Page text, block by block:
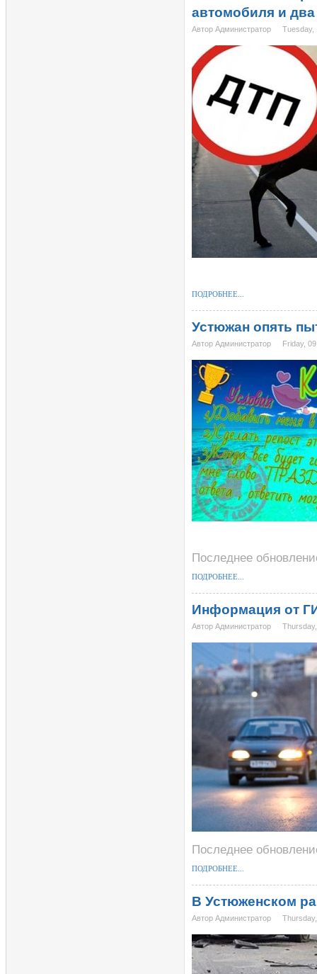
автомобиля и
Автор Администратор Tuesday,
ПОДРОБНЕЕ...
Устюжан опять
Автор Администратор Friday,
Последнее
ПОДРОБНЕЕ...
Информация от
Автор Администратор
Последнее
ПОДРОБНЕЕ...
В Устюженском
Автор Администратор